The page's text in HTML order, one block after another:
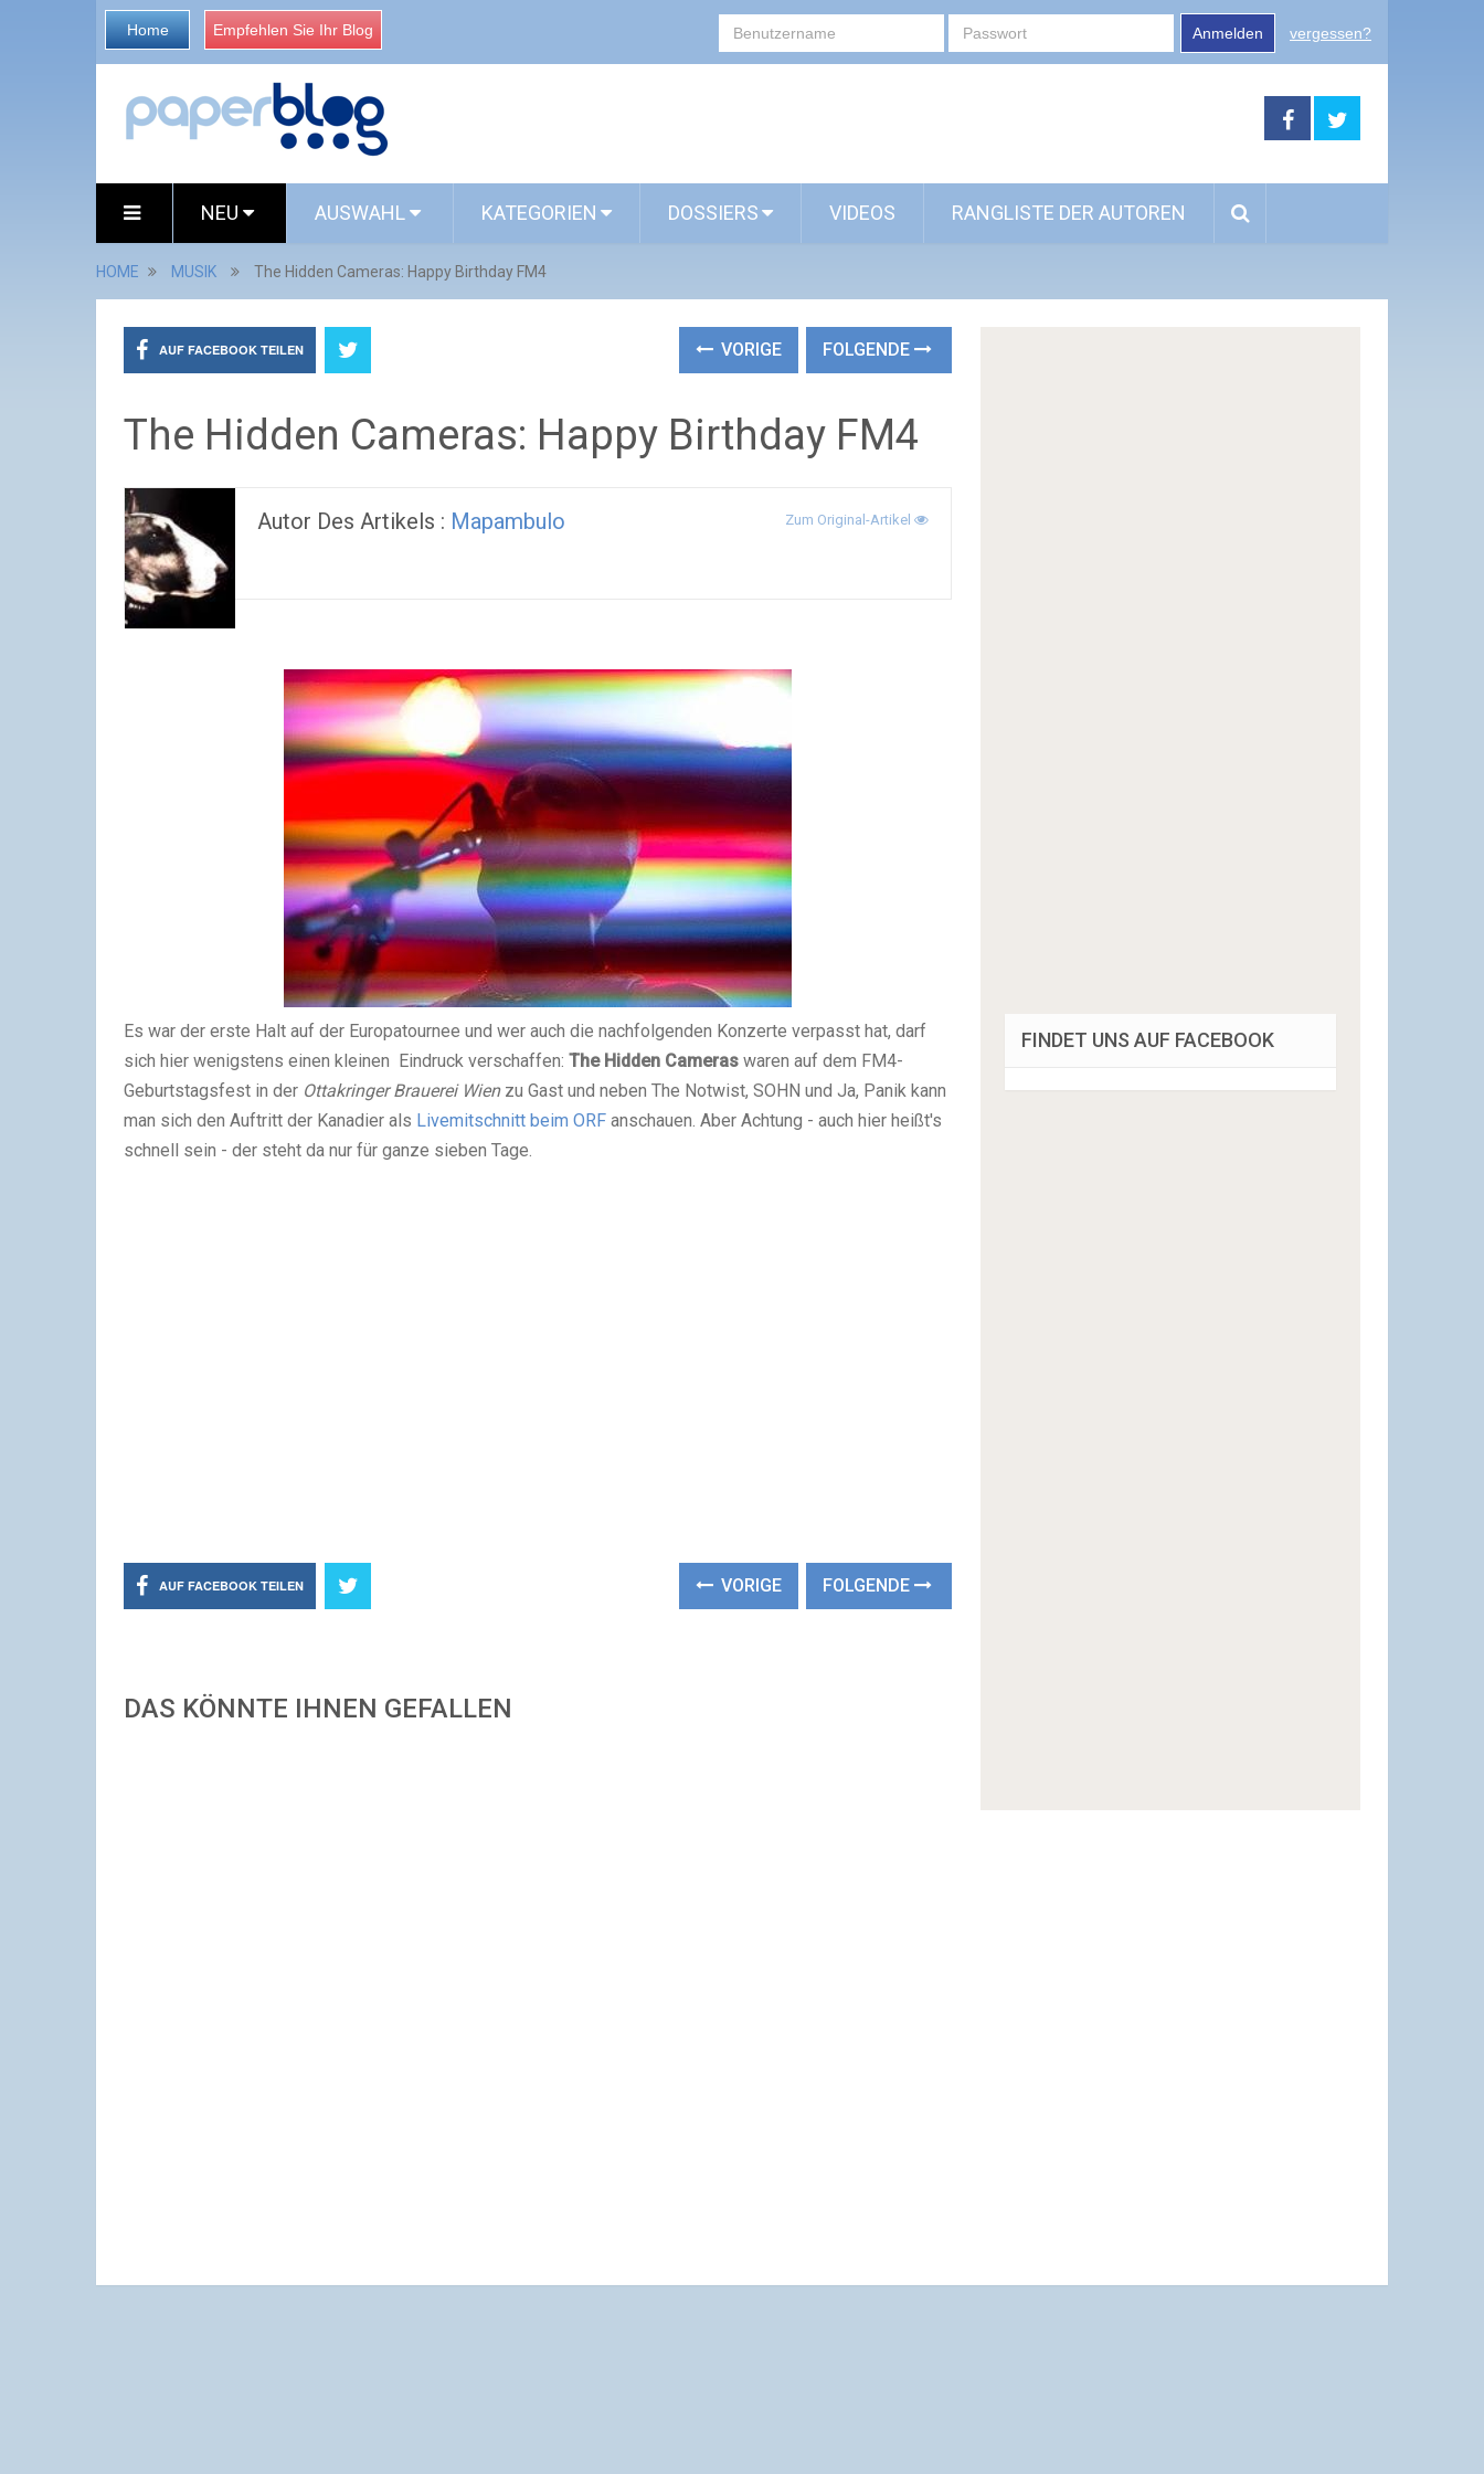
Home Empfehlen Sie Ihr Blog Anmelden vergessen?
NEU AUSWAHL KATEGORIEN DOSSIERS VIDEOS RANGLISTE DER AUTOREN
HOME MUSIK The Hidden Cameras: Happy Birthday FM4
AUF FACEBOOK TEILEN VORIGE FOLGENDE
The Hidden Cameras: Happy Birthday FM4
Autor Des Artikels : Mapambulo Zum Original-Artikel
Es war der erste Halt auf der Europatournee und wer auch die nachfolgenden Konzerte verpasst hat, darf
sich hier wenigstens einen kleinen Eindruck verschaffen: The Hidden Cameras waren auf dem FM4-
Geburtstagsfest in der Ottakringer Brauerei Wienzu Gast und neben The Notwist, SOHN und Ja, Panik kann
man sich den Auftritt der Kanadier als Livemitschnitt beim ORF anschauen. Aber Achtung - auch hier heißt's
schnell sein - der steht da nur für ganze sieben Tage.
AUF FACEBOOK TEILEN VORIGE FOLGENDE
DAS KÖNNTE IHNEN GEFALLEN
FINDET UNS AUF FACEBOOK